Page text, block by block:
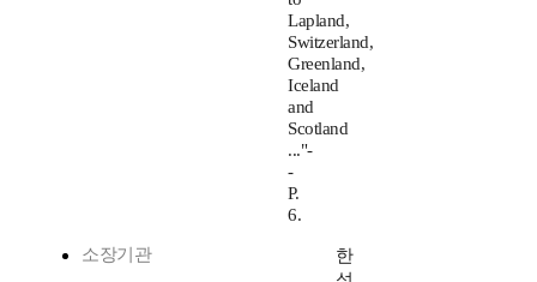
Lapland,
Switzerland,
Greenland,
Iceland
and
Scotland
..."-
-
P.
6.
소장기관
한